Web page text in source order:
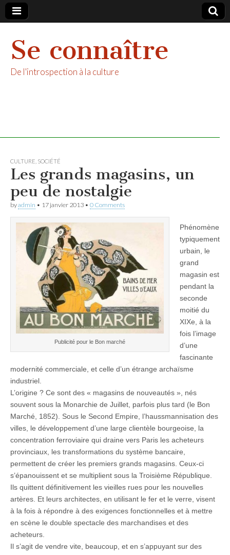
Se connaître
De l'introspection à la culture
CULTURE SOCIÉTÉ
Les grands magasins, un
peu de nostalgie
byadmin • 17 janvier 2013 • 0 Comments
Publicité pour le Bon marché
Phénomène
typiquement
urbain, le
grand
magasin est
pendant la
seconde
moitié du
XIXe, à la
fois l’image
d’une
fascinante
modernité commerciale, et celle d’un étrange archaïsme
industriel.
L’origine ? Ce sont des « magasins de nouveautés », nés
souvent sous la Monarchie de Juillet, parfois plus tard (le Bon
Marché, 1852). Sous le Second Empire, l’haussmannisation des
villes, le développement d’une large clientèle bourgeoise, la
concentration ferroviaire qui draine vers Paris les acheteurs
provinciaux, les transformations du système bancaire,
permettent de créer les premiers grands magasins. Ceux-ci
s’épanouissent et se multiplient sous la Troisième République.
Ils quittent définitivement les vieilles rues pour les nouvelles
artères. Et leurs architectes, en utilisant le fer et le verre, visent
à la fois à répondre à des exigences fonctionnelles et à mettre
en scène le double spectacle des marchandises et des
acheteurs.
Il s’agit de vendre vite, beaucoup, et en s’appuyant sur des